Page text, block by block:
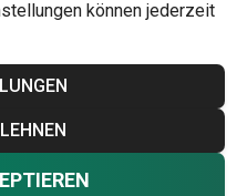
können jederzeit
durch ihr Design aus.
Ihnen lange und treu
einzelnen TESCOMA-
Setsund werden Sie ein